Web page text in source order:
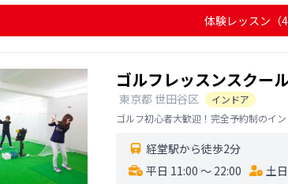
体験レッスン
ゴルフレッスンスクー
東京都 世田谷区
インドア
ゴルフ初心者大歓迎！完全予約制のイ
経堂駅から徒歩2分
平日 11:00 〜 22:00
土